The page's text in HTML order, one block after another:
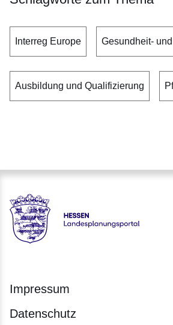
Interreg Europe Gesundheit-
Ausbildung und Qualifizierung
Hessen - Landesplanungsportal
Impressum
Datenschutz